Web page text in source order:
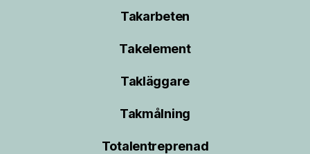
Takarbeten
Takelement
Takläggare
Takmålning
Totalentreprenad